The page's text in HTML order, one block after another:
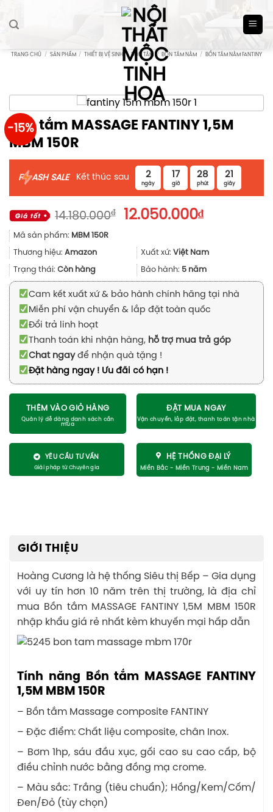
TRANG CHỦ / SẢN PHẨM / THIẾT BỊ VỆ SINH / BỒN TẮM / BỒN TẮM NẰM / BỒN TẮM NẰM FANTINY
-15%
Bồn tắm MASSAGE FANTINY 1,5M
MBM 150R
F ASH SALE Kết thúc sau 2
ngày
17
giờ
28
phút
20
giây
14.180.000₫
Giá
14.180.000₫.
12.050.000₫Giá
là:
Mã sản phẩm: MBM 150R
Thương hiệu: Amazon Xuất xứ: Việt Nam
Trạng thái: Còn hàng Bảo hành: 5 năm
Cam kết xuất xứ & bảo hành chính hãng tại nhà
Miễn phí vận chuyển & lắp đặt toàn quốc
Đổi trả linh hoạt
Thanh toán khi nhận hàng, hỗ trợ mua trả góp
Chat ngayđể nhận quà tặng !
Đặt hàng ngay ! Ưu đãi có hạn !
THÊM VÀO GIỎ HÀNG ĐẶT MUA NGAY
YÊU CẦU TƯ VẤN HỆ THỐNG ĐẠI LÝ
GIỚI THIỆU
Hoàng Cương là hệ thống Siêu thị Bếp – Gia dụng
với uy tín hơn 10 năm trên thị trường, là địa chỉ
mua Bồn tắm MASSAGE FANTINY 1,5M MBM 150R
nhập khẩu giá rẻ nhất kèm khuyến mại hấp dẫn
Tính năng Bồn tắm MASSAGE FANTINY
1,5M MBM 150R
– Bồn tắm Massage composite FANTINY
– Đặc điểm: Chất liệu composite, chân Inox.
– Bơm 1hp, sáu đầu xục, gối cao su cao cấp, bộ
điều chỉnh nước bằng đồng mạ crome.
– Màu sắc: Trắng (tiêu chuẩn); Hồng/Kem/Cốm/
Đen/Đỏ (tùy chọn)